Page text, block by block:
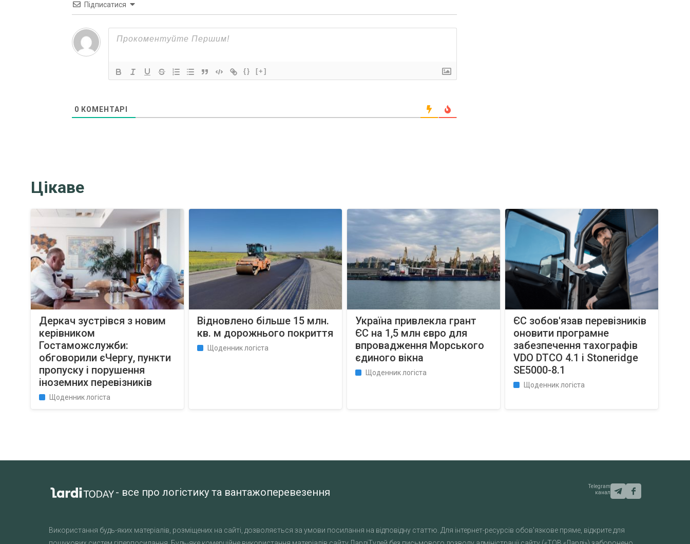
Підписатися
{} [+]
0 КОМЕНТАРІ
Цікаве
Деркач зустрівся з новим
керівником
Гостаможслужби:
обговорили єЧергу, пункти
пропуску і порушення
іноземних перевізників
Щоденник логіста
Відновлено більше 15 млн.
кв. м дорожнього покриття
Щоденник логіста
Україна привлекла грант
ЄС на 1,5 млн євро для
впровадження Морського
єдиного вікна
Щоденник логіста
ЄС зобов'язав перевізників
оновити програмне
забезпечення тахографів
VDO DTCO 4.1 і Stoneridge
SE5000-8.1
Щоденник логіста
- все про логістику та вантажоперевезення
Telegram
канал
Використання будь-яких матеріалів, розміщених на сайті, дозволяється за умови посилання на відповідну статтю. Для інтернет-ресурсів обов'язкове пряме, відкрите для